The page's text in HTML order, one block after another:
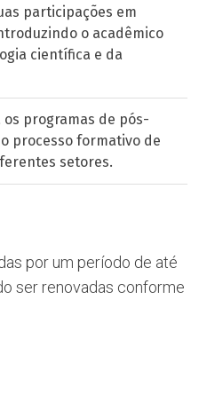
participações em
o acadêmico
científica e da
programas de pós-
processo formativo de
setores.
por um período de até
ser renovadas conforme